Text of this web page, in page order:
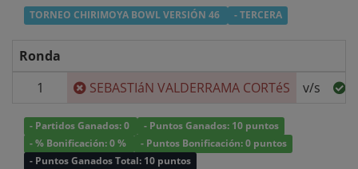
TORNEO CHIRIMOYA BOWL VERSIÓN 46 - TERCERA
Ronda
1
SEBASTIáN VALDERRAMA CORTéS v/s
- Partidos Ganados: 0
- Puntos Ganados: 10 puntos
- % Bonificación: 0 %
- Puntos Bonificación: 0 puntos
- Puntos Ganados Total: 10 puntos